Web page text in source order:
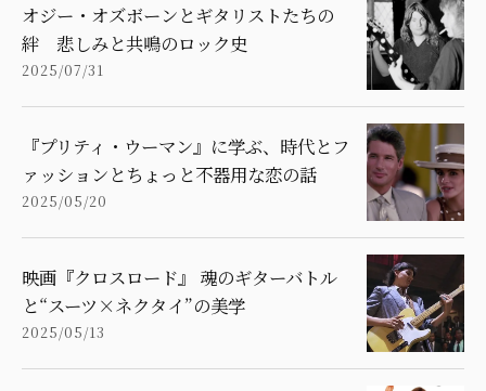
オジー・オズボーンとギタリストたちの
絆 悲しみと共鳴のロック史
2025/07/31
『プリティ・ウーマン』に学ぶ、時代とフ
ァッションとちょっと不器用な恋の話
2025/05/20
映画『クロスロード』 魂のギターバトル
と“スーツ×ネクタイ”の美学
2025/05/13